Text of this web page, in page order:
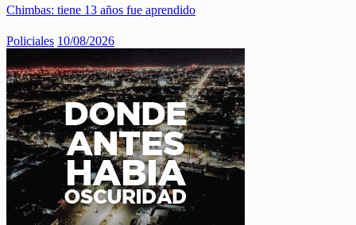
Chimbas: tiene 13 años fue aprendido
Policiales 10/08/2026